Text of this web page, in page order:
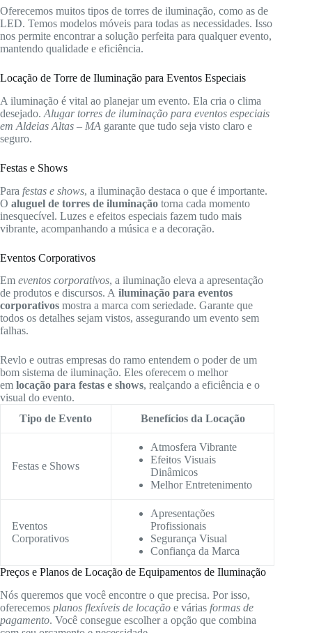
Oferecemos muitos tipos de torres de iluminação, como as de
LED. Temos modelos móveis para todas as necessidades. Isso
nos permite encontrar a solução perfeita para qualquer evento,
mantendo qualidade e eficiência.
Locação de Torre de Iluminação para Eventos Especiais
A iluminação é vital ao planejar um evento. Ela cria o clima
desejado. Alugar torres de iluminação para eventos especiais
em Aldeias Altas – MA garante que tudo seja visto claro e
seguro.
Festas e Shows
Para festas e shows, a iluminação destaca o que é importante.
O aluguel de torres de iluminação torna cada momento
inesquecível. Luzes e efeitos especiais fazem tudo mais
vibrante, acompanhando a música e a decoração.
Eventos Corporativos
Em eventos corporativos, a iluminação eleva a apresentação
de produtos e discursos. A iluminação para eventos
corporativos mostra a marca com seriedade. Garante que
todos os detalhes sejam vistos, assegurando um evento sem
falhas.
Revlo e outras empresas do ramo entendem o poder de um
bom sistema de iluminação. Eles oferecem o melhor
em locação para festas e shows, realçando a eficiência e o
visual do evento.
Tipo de Evento
Benefícios da Locação
Festas e Shows
Atmosfera Vibrante
Efeitos Visuais
Dinâmicos
Melhor Entretenimento
Eventos
Corporativos
Apresentações
Profissionais
Segurança Visual
Confiança da Marca
Preços e Planos de Locação de Equipamentos de Iluminação
Nós queremos que você encontre o que precisa. Por isso,
oferecemos planos flexíveis de locação e várias formas de
pagamento. Você consegue escolher a opção que combina